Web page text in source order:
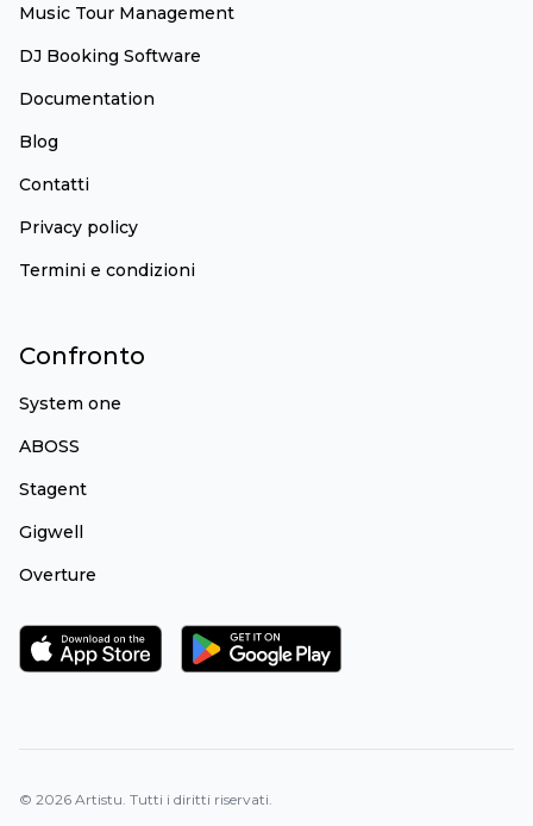
Music Tour Management
DJ Booking Software
Documentation
Blog
Contatti
Privacy policy
Termini e condizioni
Confronto
System one
ABOSS
Stagent
Gigwell
Overture
© 2026 Artistu. Tutti i diritti riservati.